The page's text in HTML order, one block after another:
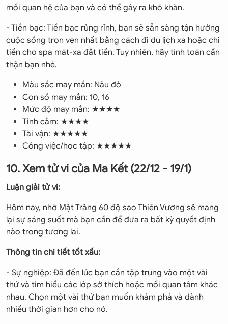
mối quan hệ của bạn và có thể gây ra khó khăn.
- Tiền bạc: Tiền bạc rủng rỉnh, bạn sẽ sẵn sàng tận hưởng
cuộc sống trọn vẹn nhất bằng cách đi du lịch xa hoặc chi
tiền cho spa mát-xa đắt tiền. Tuy nhiên, hãy tính toán cẩn
thận bạn nhé.
Màu sắc may mắn: Nâu đỏ
Con số may mắn: 10, 16
Mức độ may mắn: ★★★★
Tình cảm: ★★★★
Tài vận: ★★★★★
Công việc/học tập: ★★★★★
10. Xem tử vi của Ma Kết (22/12 - 19/1)
Luận giải tử vi:
Hôm nay, nhờ Mặt Trăng 60 độ sao Thiên Vương sẽ mang
lại sự sáng suốt mà bạn cần để đưa ra bất kỳ quyết định
nào trong tương lai.
Thông tin chi tiết tốt xấu:
- Sự nghiệp: Đã đến lúc bạn cần tập trung vào một vài
thứ và tìm hiểu các lớp sở thích hoặc mối quan tâm khác
nhau. Chọn một vài thứ bạn muốn khám phá và dành
nhiều thời gian hơn cho nó.